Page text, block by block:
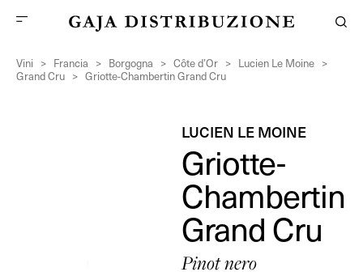
Vini > Francia > Borgogna > Côte d’Or > Lucien Le Moine >
Grand Cru > Griotte-Chambertin Grand Cru
LUCIEN LE MOINE
Griotte-
Chambertin
Grand Cru
Pinot nero